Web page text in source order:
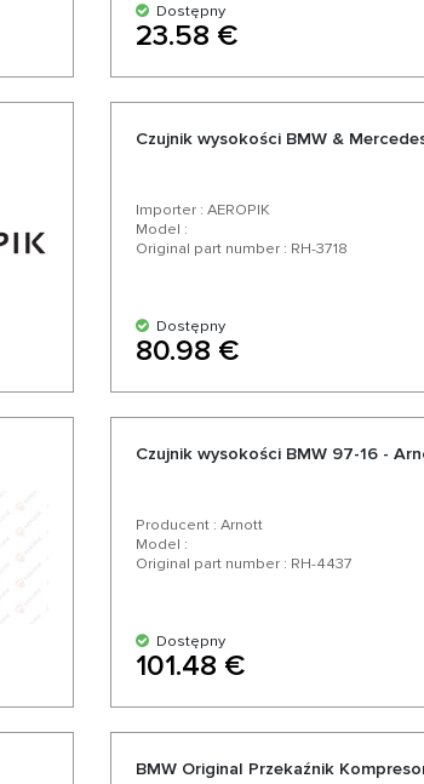
Dostępny
23.58 €
Czujnik wysokości BMW &
Importer : AEROPIK
Model :
Original part number : RH-3718
Dostępny
80.98 €
Czujnik wysokości BMW 97-16 -
Producent : Arnott
Model :
Original part number : RH-4437
Dostępny
101.48 €
BMW Original Przekaźnik